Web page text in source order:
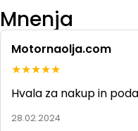
Mnenja
Motornaolja.com
★★★★★
Hvala za nakup in
28.02.2024